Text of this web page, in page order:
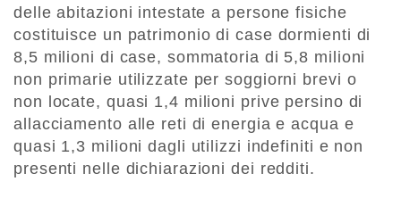
delle abitazioni intestate a persone fisiche
costituisce un patrimonio di case dormienti di
8,5 milioni di case, sommatoria di 5,8 milioni
non primarie utilizzate per soggiorni brevi o
non locate, quasi 1,4 milioni prive persino di
allacciamento alle reti di energia e acqua e
quasi 1,3 milioni dagli utilizzi indefiniti e non
presenti nelle dichiarazioni dei redditi.